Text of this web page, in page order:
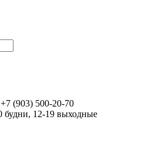
(903) 500-20-70
будни, 12-19 выходные